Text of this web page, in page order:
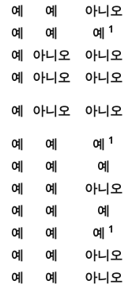
예 예
아니오
예 예 예 1
예 아니오
아니오
예 아니오
아니오
예 아니오
아니오
예 예 예 1
예 예
예
예 예
아니오
예 예
예
예 예 예 1
예 예
아니오
예 예 아니오